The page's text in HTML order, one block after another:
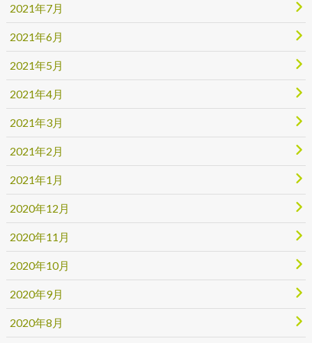
2021年7月
2021年6月
2021年5月
2021年4月
2021年3月
2021年2月
2021年1月
2020年12月
2020年11月
2020年10月
2020年9月
2020年8月